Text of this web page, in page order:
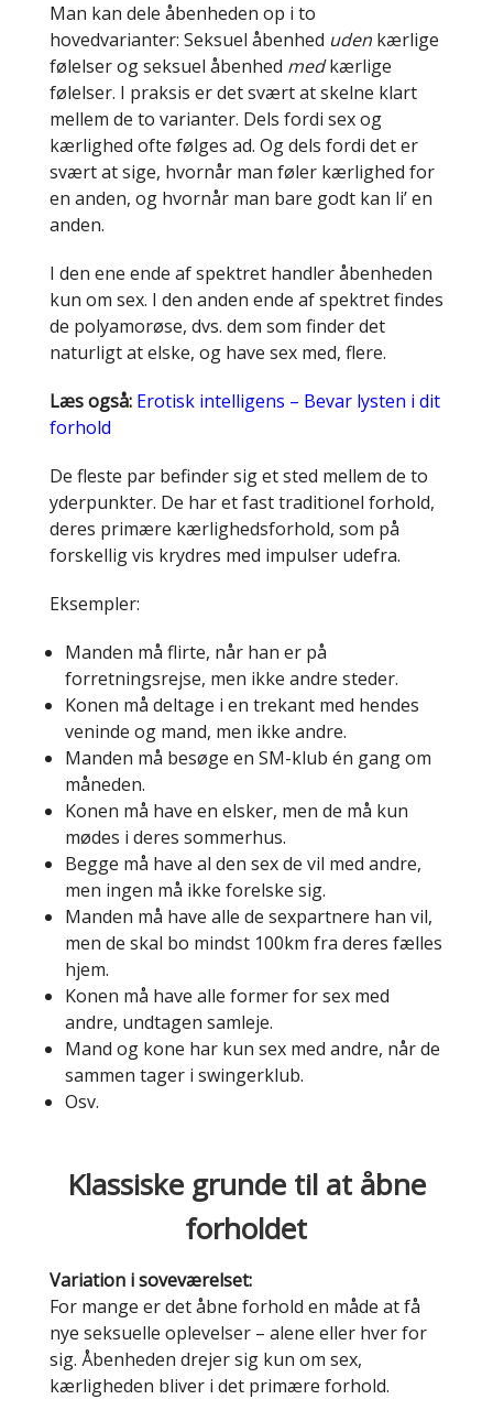
Man kan dele åbenheden op i to
hovedvarianter: Seksuel åbenhed udenkærlige
følelser og seksuel åbenhed medkærlige
følelser. I praksis er det svært at skelne klart
mellem de to varianter. Dels fordi sex og
kærlighed ofte følges ad. Og dels fordi det er
svært at sige, hvornår man føler kærlighed for
en anden, og hvornår man bare godt kan li’ en
anden.
I den ene ende af spektret handler åbenheden
kun om sex. I den anden ende af spektret findes
de polyamorøse, dvs. dem som finder det
naturligt at elske, og have sex med, flere.
Læs også: Erotisk intelligens – Bevar lysten i dit
forhold
De fleste par befinder sig et sted mellem de to
yderpunkter. De har et fast traditionel forhold,
deres primære kærlighedsforhold, som på
forskellig vis krydres med impulser udefra.
Eksempler:
Manden må flirte, når han er på
forretningsrejse, men ikke andre steder.
Konen må deltage i en trekant med hendes
veninde og mand, men ikke andre.
Manden må besøge en SM-klub én gang om
måneden.
Konen må have en elsker, men de må kun
mødes i deres sommerhus.
Begge må have al den sex de vil med andre,
men ingen må ikke forelske sig.
Manden må have alle de sexpartnere han vil,
men de skal bo mindst 100km fra deres fælles
hjem.
Konen må have alle former for sex med
andre, undtagen samleje.
Mand og kone har kun sex med andre, når de
sammen tager i swingerklub.
Osv.
Klassiske grunde til at åbne
forholdet
Variation i soveværelset:
For mange er det åbne forhold en måde at få
nye seksuelle oplevelser – alene eller hver for
sig. Åbenheden drejer sig kun om sex,
kærligheden bliver i det primære forhold.